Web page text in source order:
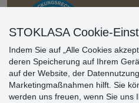
Kundenbewertung
STOKLASA Cookie-
Indem Sie auf „Alle Cookies
deren Speicherung auf Ihrem
auf der Website, der
Marketingmaßnahmen hilft. Sie
werden uns freuen, wenn Sie uns